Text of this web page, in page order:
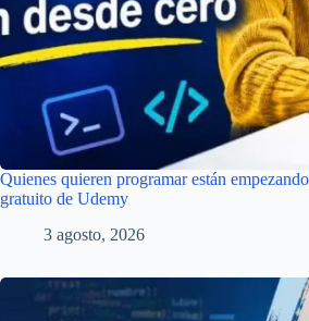
Quienes quieren programar están
gratuito de Udemy
3 agosto, 2026